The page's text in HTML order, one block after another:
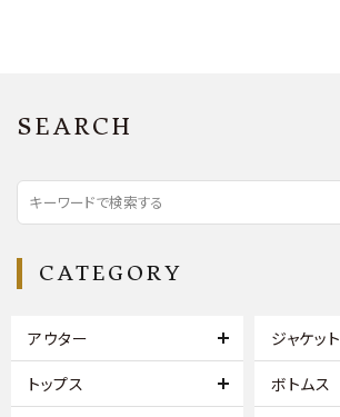
SEARCH
CATEGORY
アウター ジャケット
トップス ボトムス